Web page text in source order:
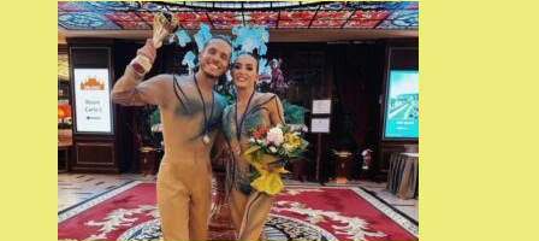
о
Максим
Елфимов
и
Евгения
Чурикова
выступили
в
финале
английского
турнира